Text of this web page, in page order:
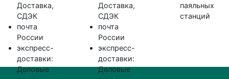
Доставка,
СДЭК
почта
России
экспресс-
доставки:
Деловые
Доставка,
СДЭК
почта
России
экспресс-
доставки:
Деловые
паяльных
станций